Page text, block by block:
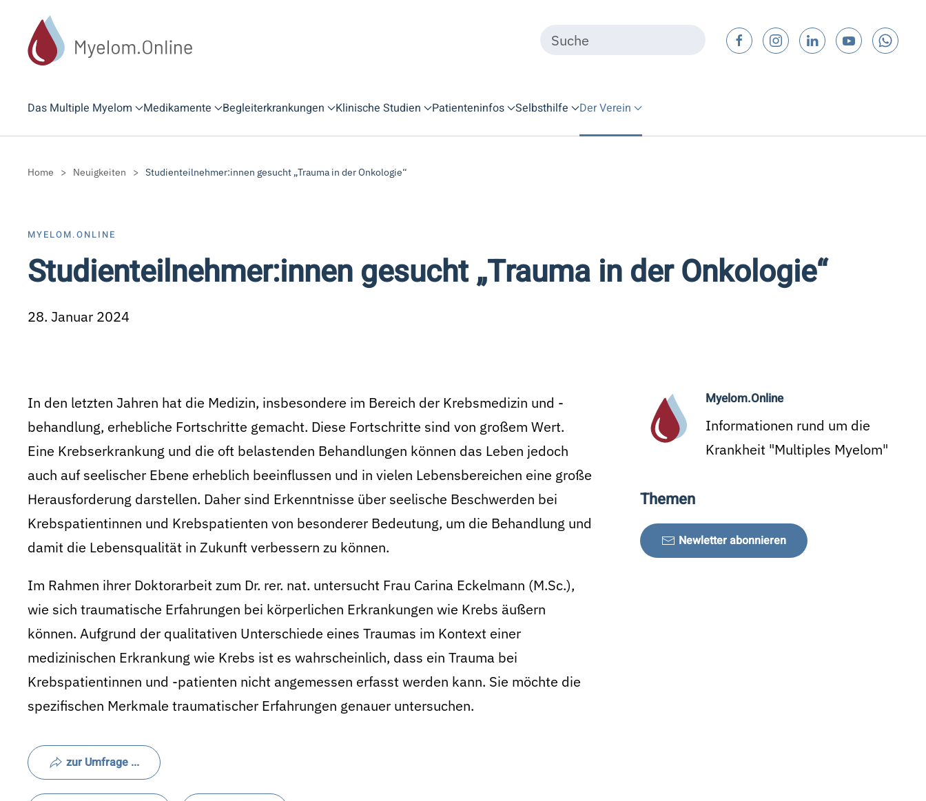
Zum Hauptinhalt springen
Das Multiple Myelom Medikamente Begleiterkrankungen Klinische Studien Patienteninfos Selbsthilfe Der Verein
Home Neuigkeiten Studienteilnehmer:innen gesucht „Trauma in der Onkologie“
MYELOM.ONLINE
Studienteilnehmer:innen gesucht „Trauma in der Onkologie“
28. Januar 2024
In den letzten Jahren hat die Medizin, insbesondere im Bereich der Krebsmedizin und -
behandlung, erhebliche Fortschritte gemacht. Diese Fortschritte sind von großem Wert.
Eine Krebserkrankung und die oft belastenden Behandlungen können das Leben jedoch
auch auf seelischer Ebene erheblich beeinflussen und in vielen Lebensbereichen eine große
Herausforderung darstellen. Daher sind Erkenntnisse über seelische Beschwerden bei
Krebspatientinnen und Krebspatienten von besonderer Bedeutung, um die Behandlung und
damit die Lebensqualität in Zukunft verbessern zu können.
Im Rahmen ihrer Doktorarbeit zum Dr. rer. nat. untersucht Frau Carina Eckelmann (M.Sc.),
wie sich traumatische Erfahrungen bei körperlichen Erkrankungen wie Krebs äußern
können. Aufgrund der qualitativen Unterschiede eines Traumas im Kontext einer
medizinischen Erkrankung wie Krebs ist es wahrscheinlich, dass ein Trauma bei
Krebspatientinnen und -patienten nicht angemessen erfasst werden kann. Sie möchte die
spezifischen Merkmale traumatischer Erfahrungen genauer untersuchen.
zur Umfrage ...
Myelom.Online
Informationen rund um die
Krankheit "Multiples Myelom"
Themen
Newletter abonnieren